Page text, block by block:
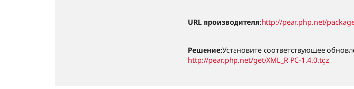
URL производителя:http://pear.php.net/
Решение:Установите соответствующее
http://pear.php.net/get/XML_R PC-1.4.0.tgz